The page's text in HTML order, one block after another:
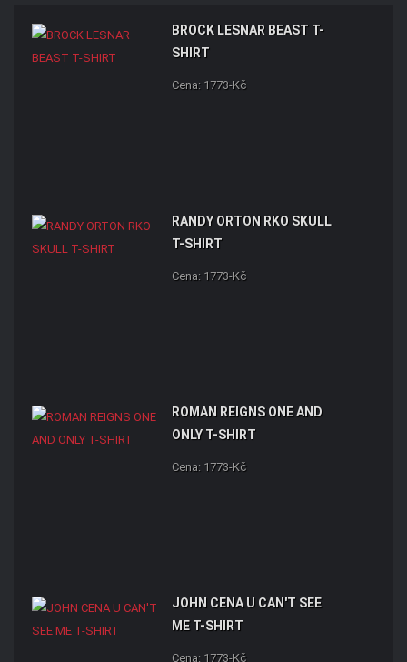
BROCK LESNAR BEAST T-
SHIRT
Cena: 1773-Kč
RANDY ORTON RKO SKULL
T-SHIRT
Cena: 1773-Kč
ROMAN REIGNS ONE AND
ONLY T-SHIRT
Cena: 1773-Kč
JOHN CENA U CAN'T SEE
ME T-SHIRT
Cena: 1773-Kč